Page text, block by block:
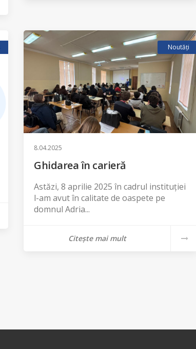
Noutăți
8.04.2025
Ghidarea în carieră
Astăzi, 8 aprilie 2025 în cadrul instituției
l-am avut în calitate de oaspete pe
domnul Adria...
Citește mai mult